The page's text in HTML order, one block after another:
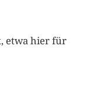
etwa hier für